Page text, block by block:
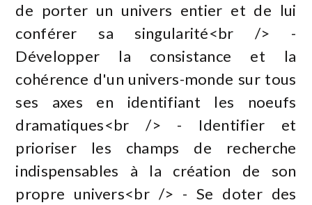
de porter un univers entier et de lui
conférer sa singularité<br /> -
Développer la consistance et la
cohérence d'un univers-monde sur tous
ses axes en identifiant les noeufs
dramatiques<br /> - Identifier et
prioriser les champs de recherche
indispensables à la création de son
propre univers<br /> - Se doter des